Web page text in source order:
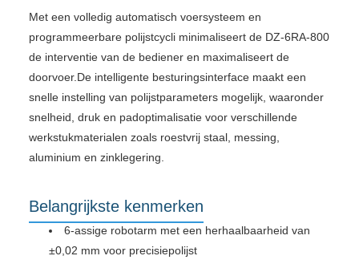
Met een volledig automatisch voersysteem en
programmeerbare polijstcycli minimaliseert de DZ-6RA-800
de interventie van de bediener en maximaliseert de
doorvoer.De intelligente besturingsinterface maakt een
snelle instelling van polijstparameters mogelijk, waaronder
snelheid, druk en padoptimalisatie voor verschillende
werkstukmaterialen zoals roestvrij staal, messing,
aluminium en zinklegering.
Belangrijkste kenmerken
6-assige robotarm met een herhaalbaarheid van
±0,02 mm voor precisiepolijst